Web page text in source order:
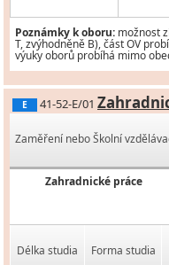
Poznámky k oboru: možnost
T, zvýhodněně B), část OV
výuky oborů probíhá mimo
E 41-52-E/01
Zaměření nebo Školní
Zahradnické práce
Délka studia Forma studia